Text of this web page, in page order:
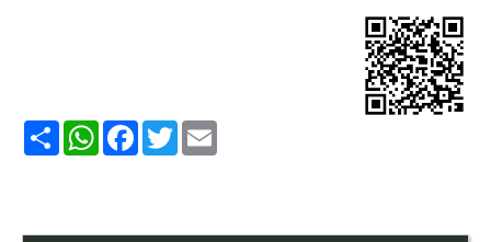
ShareWhatsApp
Facebook
Twitter